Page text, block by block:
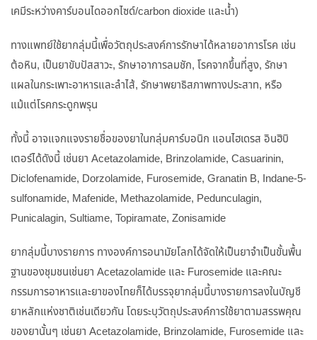
เคมีระหว่างคาร์บอนไดออกไซด์/carbon dioxide และน้ำ)
ทางแพทย์ใช้ยากลุ่มนี้เพื่อวัตถุประสงค์การรักษาได้หลายอาการโรค เช่น
ต้อหิน, เป็นยาขับปัสสาวะ, รักษาอาการลมชัก, โรคจากขึ้นที่สูง, รักษา
แผลในกระเพาะอาหารและลำไส้, รักษาพยาธิสภาพทางประสาท, หรือ
แม้แต่โรคกระดูกพรุน
ทั้งนี้ อาจแจกแจงรายชื่อของยาในกลุ่มคาร์บอนิก แอนไฮเดรส อินฮิบิ
เตอร์ได้ดังนี้ เช่นยา Acetazolamide, Brinzolamide, Casuarinin,
Diclofenamide, Dorzolamide, Furosemide, Granatin B, Indane-5-
sulfonamide, Mafenide, Methazolamide, Pedunculagin,
Punicalagin, Sultiame, Topiramate, Zonisamide
ยากลุ่มนี้บางรายการ ทางองค์การอนามัยโลกได้จัดให้เป็นยาจำเป็นขั้นพื้น
ฐานของชุมชนเช่นยา Acetazolamide และ Furosemide และคณะ
กรรมการอาหารและยาของไทยก็ได้บรรจุยากลุ่มนี้บางรายการลงในบัญชี
ยาหลักแห่งชาติเช่นเดียวกัน โดยระบุวัตถุประสงค์การใช้ยาตามสรรพคุณ
ของยานั้นๆ เช่นยา Acetazolamide, Brinzolamide, Furosemide และ